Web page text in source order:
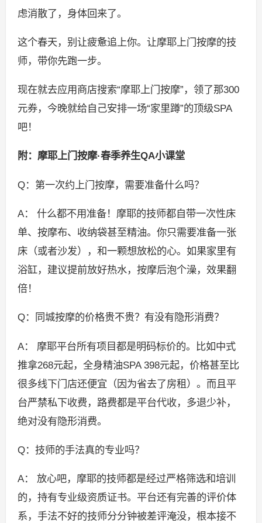
虑消散了，身体回来了。
这个春天，别让疲惫追上你。让摩耶上门按摩的技
师，带你先跑一步。
现在就去应用商店搜索“摩耶上门按摩”，领了那300
元券，今晚就给自己安排一场“家里蹲”的顶级SPA
吧！
附：摩耶上门按摩·春季养生QA小课堂
Q：第一次约上门按摩，需要准备什么吗？
A： 什么都不用准备！摩耶的技师都自带一次性床
单、按摩布、收纳袋甚至精油。你只需要准备一张
床（或者沙发），和一颗想放松的心。如果家里有
浴缸，建议提前放好热水，按摩后泡个澡，效果翻
倍！
Q：同城按摩的价格贵不贵？有没有隐形消费？
A： 摩耶平台所有项目都是明码标价的。比如中式
推拿268元起，全身精油SPA 398元起，价格甚至比
很多线下门店还便宜（因为省去了房租）。而且平
台严禁私下收费，路费都是平台代收，多退少补，
绝对没有隐形消费。
Q：技师的手法真的专业吗？
A： 放心吧，摩耶的技师都是经过严格筛选和培训
的，持有专业级资质证书。平台还有完善的评价体
系，手法不好的技师分分钟被差评淹没，根本接不